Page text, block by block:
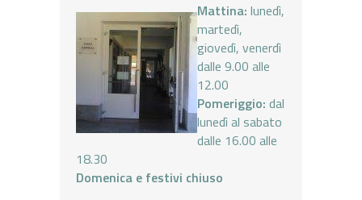
Mattina: lunedì,
martedì,
giovedì, venerdì
dalle 9.00 alle
12.00
Pomeriggio: dal
lunedì al sabato
dalle 16.00 alle
18.30
Domenica e festivi chiuso